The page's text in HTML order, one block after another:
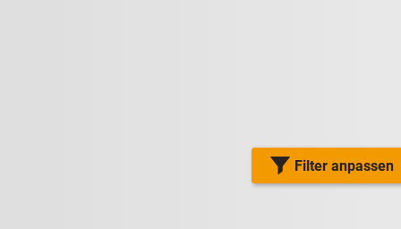
Filter anpassen